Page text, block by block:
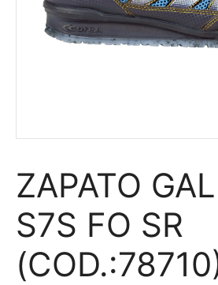
ZAPATO
S7S FO SR